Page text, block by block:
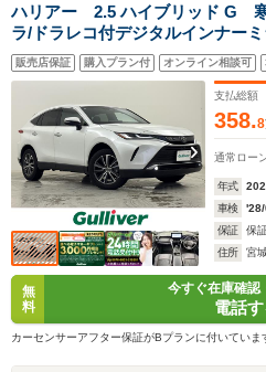
ハリアー 2.5 ハイブリッド G
ラ/ドラレコ付デジタルインナー
コネクトナビ/フルセグTV/ビルト
クドア/レザーシート/シートヒー
販売店保証 購入プラン付 オンライン相談可
支払総額
358.8
通常ロー
年式
車検
保証
保
住所
宮
無
料
今すぐ在庫確認
電話
カーセンサーアフター保証がBプランに付いていま